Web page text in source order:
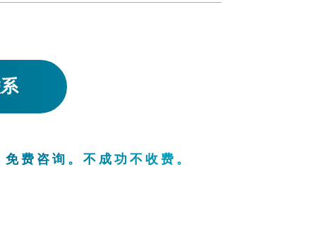
费咨询。不成功不收费。